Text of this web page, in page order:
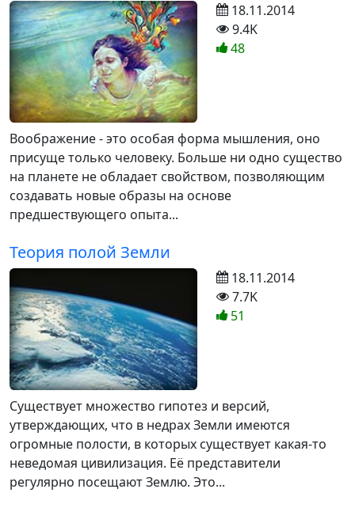
Воображение - это особая форма мышления, оно
присуще только человеку. Больше ни одно существо
на планете не обладает свойством, позволяющим
создавать новые образы на основе
предшествующего опыта...
18.11.2014
9.4K
48
Теория полой Земли
Существует множество гипотез и версий,
утверждающих, что в недрах Земли имеются
огромные полости, в которых существует какая-то
неведомая цивилизация. Её представители
регулярно посещают Землю. Это...
18.11.2014
7.7K
51